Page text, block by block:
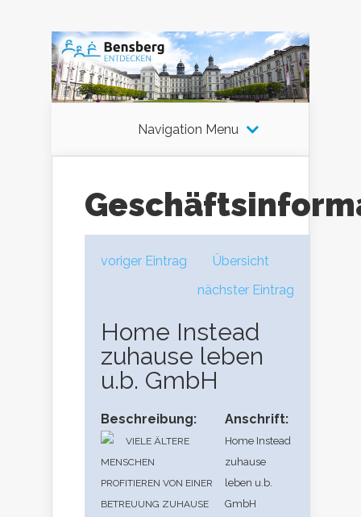
Navigation Menu
voriger Eintrag
Übersicht
nächster Eintrag
Home Instead
zuhause leben
u.b. GmbH
Beschreibung:
VIELE ÄLTERE
MENSCHEN
PROFITIEREN VON EINER
BETREUUNG ZUHAUSE
Anschrift:
Home Instead
zuhause
leben u.b.
GmbH